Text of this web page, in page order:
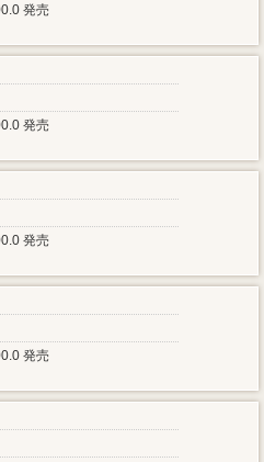
発売
発売
発売
発売